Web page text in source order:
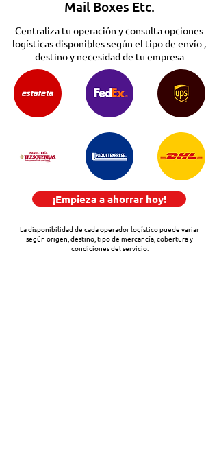
Mail Boxes Etc.
Centraliza tu operación y consulta opciones
logísticas disponibles según el tipo de envío ,
destino y necesidad de tu empresa
¡Empieza a ahorrar hoy!
La disponibilidad de cada operador logístico puede variar
según origen, destino, tipo de mercancía, cobertura y
condiciones del servicio.